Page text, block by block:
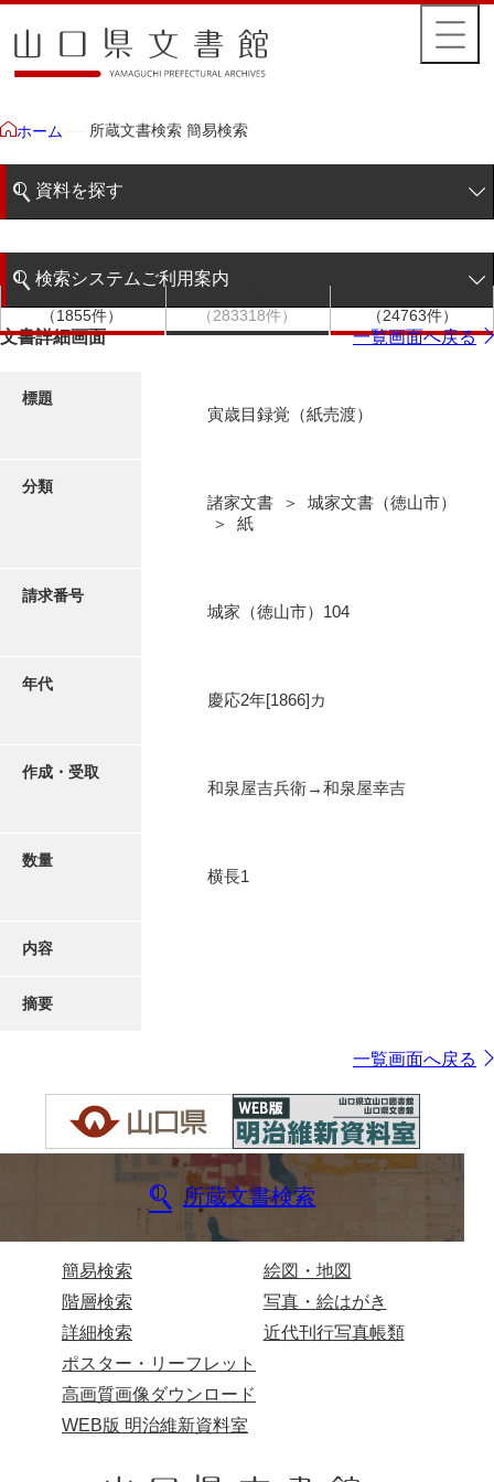
ホーム 所蔵文書検索 簡易検索
資料を探す
階層検索
写真・絵はがき
検索システムご利用案内
検索システムの利用について
（1855件）
（283318件）
（24763件）
文書詳細画面 一覧画面へ戻る
標題
寅歳目録覚（紙売渡）
分類
諸家文書 ＞ 城家文書（徳山市）
＞ 紙
請求番号
城家（徳山市）104
年代
慶応2年[1866]カ
作成・受取
和泉屋吉兵衛→和泉屋幸吉
数量
横長1
内容
摘要
一覧画面へ戻る
所蔵文書検索
簡易検索
階層検索
詳細検索
絵図・地図
写真・絵はがき
近代刊行写真帳類
ポスター・リーフレット
高画質画像ダウンロード
WEB版 明治維新資料室